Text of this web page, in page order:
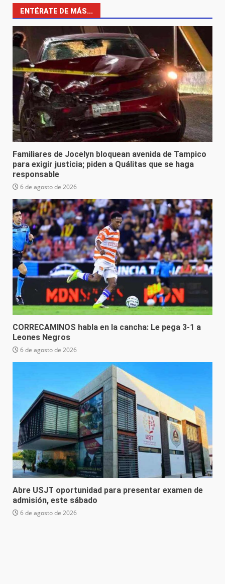
ENTÉRATE DE MÁS...
Familiares de Jocelyn bloquean avenida de Tampico
para exigir justicia; piden a Quálitas que se haga
responsable
6 de agosto de 2026
CORRECAMINOS habla en la cancha: Le pega 3-1 a
Leones Negros
6 de agosto de 2026
Abre USJT oportunidad para presentar examen de
admisión, este sábado
6 de agosto de 2026